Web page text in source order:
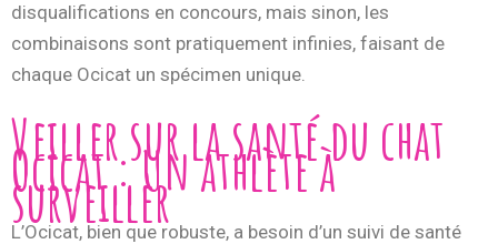
disqualifications en concours, mais sinon, les
combinaisons sont pratiquement infinies, faisant de
chaque Ocicat un spécimen unique.
Veiller sur la santé du chat
Ocicat : Un athlète à
surveiller
L’Ocicat, bien que robuste, a besoin d’un suivi de santé